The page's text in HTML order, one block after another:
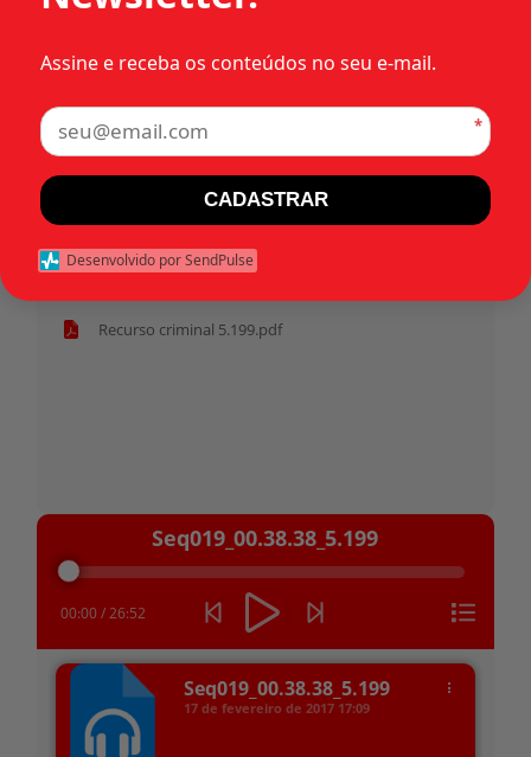
Início
Recurso criminal 5.199.pdf
Tocador
áudio
Seq019_00.38.38_5.199
00:00 /26:52
Seq019_00.38.38_5.199
17 de fevereiro de 2017 17:09
Assine e receba os conteúdos no seu e-mail.
*
CADASTRAR
Desenvolvido por SendPulse